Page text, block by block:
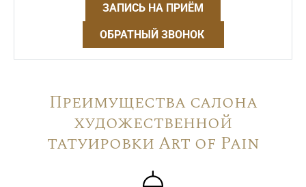
ЗАПИСЬ НА ПРИЁМ
ОБРАТНЫЙ ЗВОНОК
Преимущества салона
художественной
татуировки Art of Pain